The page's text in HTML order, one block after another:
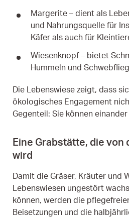
Margerite – dient als
und Nahrungsquelle für
Käfer als auch für
Wiesenknopf – bietet
Hummeln und
Die Lebenswiese zeigt, dass
ökologisches Engagement
Gegenteil: Sie können
Eine Grabstätte, die
wird
Damit die Gräser, Kräuter und
Lebenswiesen ungestört
können, werden die
Beisetzungen und die